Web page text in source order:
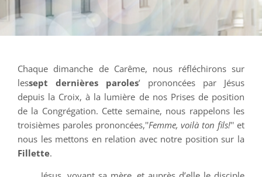
Chaque dimanche de Carême, nous réfléchirons sur
lessept dernières paroles’ prononcées par Jésus
depuis la Croix, à la lumière de nos Prises de position
de la Congrégation. Cette semaine, nous rappelons les
troisièmes paroles prononcées,''Femme, voilà ton fils!'' et
nous les mettons en relation avec notre position sur la
Fillette.